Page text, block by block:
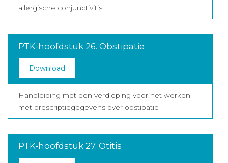
allergische conjunctivitis
PTK-hoofdstuk 26. Obstipatie
Download
Handleiding met een verdieping voor het werken
met prescriptiegegevens over obstipatie
PTK-hoofdstuk 27. Otitis